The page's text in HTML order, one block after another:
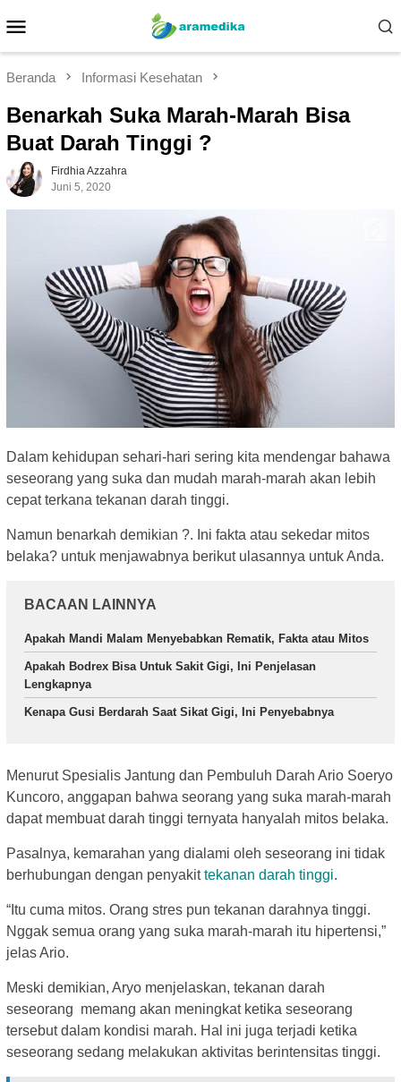
ke
kontenMobile
Beranda Informasi Kesehatan
Benarkah Suka Marah-Marah Bisa
Buat Darah Tinggi ?
Firdhia Azzahra
Juni 5, 2020
Dalam kehidupan sehari-hari sering kita mendengar bahawa
seseorang yang suka dan mudah marah-marah akan lebih
cepat terkana tekanan darah tinggi.
Namun benarkah demikian ?. Ini fakta atau sekedar mitos
belaka? untuk menjawabnya berikut ulasannya untuk Anda.
BACAAN LAINNYA
Apakah Mandi Malam Menyebabkan Rematik, Fakta atau Mitos
Apakah Bodrex Bisa Untuk Sakit Gigi, Ini Penjelasan
Lengkapnya
Kenapa Gusi Berdarah Saat Sikat Gigi, Ini Penyebabnya
Menurut Spesialis Jantung dan Pembuluh Darah Ario Soeryo
Kuncoro, anggapan bahwa seorang yang suka marah-marah
dapat membuat darah tinggi ternyata hanyalah mitos belaka.
Pasalnya, kemarahan yang dialami oleh seseorang ini tidak
berhubungan dengan penyakittekanan darah tinggi.
“Itu cuma mitos. Orang stres pun tekanan darahnya tinggi.
Nggak semua orang yang suka marah-marah itu hipertensi,”
jelas Ario.
Meski demikian, Aryo menjelaskan, tekanan darah
seseorang memang akan meningkat ketika seseorang
tersebut dalam kondisi marah. Hal ini juga terjadi ketika
seseorang sedang melakukan aktivitas berintensitas tinggi.